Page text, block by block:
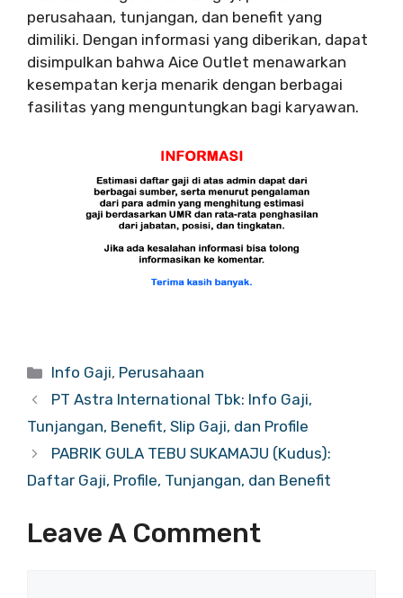
perusahaan, tunjangan, dan benefit yang
dimiliki. Dengan informasi yang diberikan, dapat
disimpulkan bahwa Aice Outlet menawarkan
kesempatan kerja menarik dengan berbagai
fasilitas yang menguntungkan bagi karyawan.
Categories
Info Gaji, Perusahaan
PT Astra International Tbk: Info Gaji,
Tunjangan, Benefit, Slip Gaji, dan Profile
PABRIK GULA TEBU SUKAMAJU (Kudus):
Daftar Gaji, Profile, Tunjangan, dan Benefit
Leave A Comment